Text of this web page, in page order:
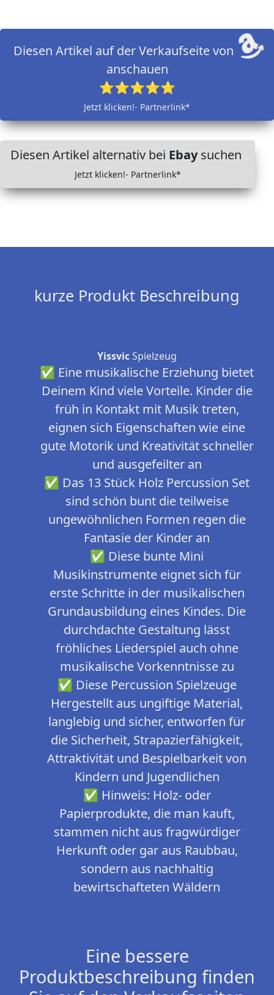
Diesen Artikel auf der Verkaufseite von
anschauen
⭐⭐⭐⭐⭐
Jetzt klicken!- Partnerlink*
Diesen Artikel alternativ bei Ebaysuchen
Jetzt klicken!- Partnerlink*
kurze Produkt Beschreibung
YissvicSpielzeug
✅ Eine musikalische Erziehung bietet
Deinem Kind viele Vorteile. Kinder die
früh in Kontakt mit Musik treten,
eignen sich Eigenschaften wie eine
gute Motorik und Kreativität schneller
und ausgefeilter an
✅ Das 13 Stück Holz Percussion Set
sind schön bunt die teilweise
ungewöhnlichen Formen regen die
Fantasie der Kinder an
✅ Diese bunte Mini
Musikinstrumente eignet sich für
erste Schritte in der musikalischen
Grundausbildung eines Kindes. Die
durchdachte Gestaltung lässt
fröhliches Liederspiel auch ohne
musikalische Vorkenntnisse zu
✅ Diese Percussion Spielzeuge
Hergestellt aus ungiftige Material,
langlebig und sicher, entworfen für
die Sicherheit, Strapazierfähigkeit,
Attraktivität und Bespielbarkeit von
Kindern und Jugendlichen
✅ Hinweis: Holz- oder
Papierprodukte, die man kauft,
stammen nicht aus fragwürdiger
Herkunft oder gar aus Raubbau,
sondern aus nachhaltig
bewirtschafteten Wäldern
Eine bessere
Produktbeschreibung finden